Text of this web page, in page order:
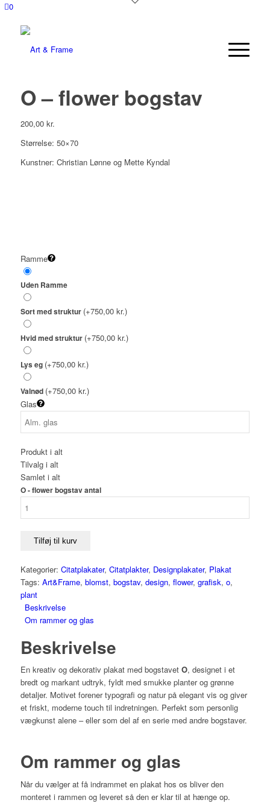
0
O – flower bogstav
200,00 kr.
Størrelse: 50×70
Kunstner: Christian Lønne og Mette Kyndal
Ramme
Uden Ramme
Sort med struktur (+750,00 kr.)
Hvid med struktur (+750,00 kr.)
Lys eg (+750,00 kr.)
Valnød (+750,00 kr.)
Glas
Produkt i alt
Tilvalg i alt
Samlet i alt
O - flower bogstav antal
Tilføj til kurv
Kategorier: Citatplakater, Citatplakter, Designplakater, Plakat
Tags: Art&Frame, blomst, bogstav, design, flower, grafisk, o,
plant
Beskrivelse
Om rammer og glas
Beskrivelse
En kreativ og dekorativ plakat med bogstavet O, designet i et
bredt og markant udtryk, fyldt med smukke planter og grønne
detaljer. Motivet forener typografi og natur på elegant vis og giver
et friskt, moderne touch til indretningen. Perfekt som personlig
vægkunst alene – eller som del af en serie med andre bogstaver.
Om rammer og glas
Når du vælger at få indrammet en plakat hos os bliver den
monteret i rammen og leveret så den er klar til at hænge op.